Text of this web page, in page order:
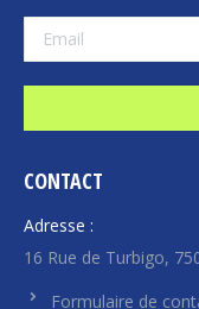
CONTACT
Adresse :
16 Rue de Turbigo,
Formulaire de